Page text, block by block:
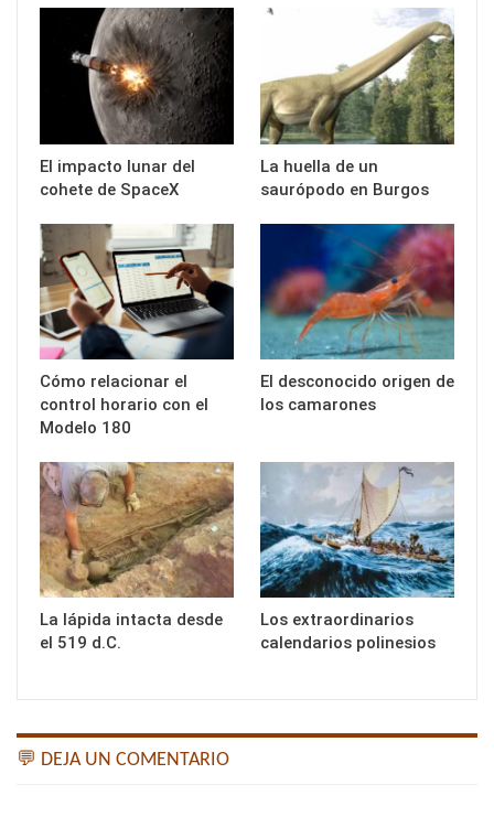
El impacto lunar del
cohete de SpaceX
La huella de un
saurópodo en Burgos
Cómo relacionar el
control horario con el
Modelo 180
El desconocido origen de
los camarones
La lápida intacta desde
el 519 d.C.
Los extraordinarios
calendarios polinesios
💬 DEJA UN COMENTARIO